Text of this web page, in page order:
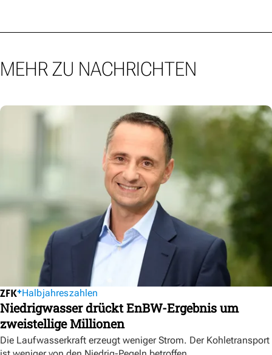
MEHR ZU NACHRICHTEN
Halbjahreszahlen
Niedrigwasser drückt EnBW-Ergebnis um
zweistellige Millionen
Die Laufwasserkraft erzeugt weniger Strom. Der Kohletransport